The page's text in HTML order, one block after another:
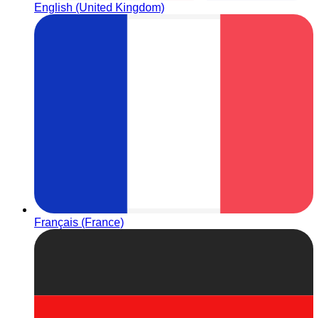
English (United Kingdom)
Français (France)